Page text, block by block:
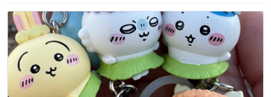
数
ス
ト
数
ね
数